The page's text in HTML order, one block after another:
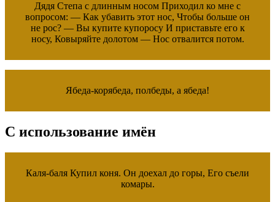
Дядя Степа с длинным носом Приходил ко мне с
вопросом: — Как убавить этот нос, Чтобы больше он
не рос? — Вы купите купоросу И приставьте его к
носу, Ковыряйте долотом — Нос отвалится потом.
Ябеда-корябеда, полбеды, а ябеда!
С использование имён
Каля-баля Купил коня. Он доехал до горы, Его съели
комары.